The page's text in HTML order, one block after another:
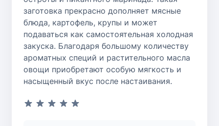
заготовка прекрасно дополняет мясные
блюда, картофель, крупы и может
подаваться как самостоятельная холодная
закуска. Благодаря большому количеству
ароматных специй и растительного масла
овощи приобретают особую мягкость и
насыщенный вкус после настаивания.